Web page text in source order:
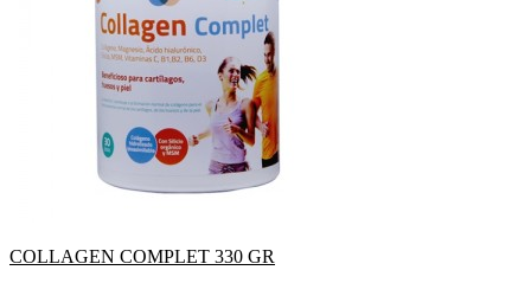
COLLAGEN COMPLET 330 GR